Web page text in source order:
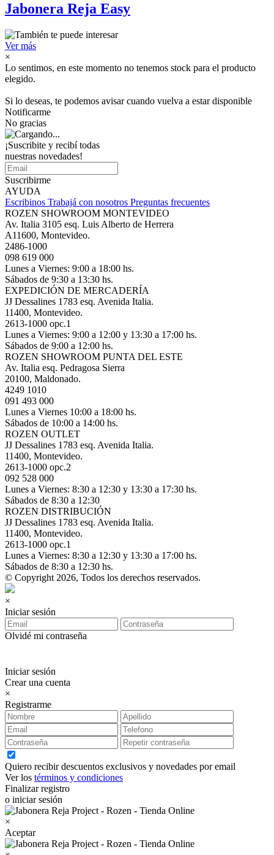
Jabonera Reja Easy
Ver más
×
Lo sentimos, en este momento no tenemos stock para el producto
elegido.
Si lo deseas, te podemos avisar cuando vuelva a estar disponible
Notificarme
No gracias
¡Suscribite y recibí todas
nuestras novedades!
Suscribirme
AYUDA
Escribinos Trabajá con nosotros Preguntas frecuentes
ROZEN SHOWROOM MONTEVIDEO
Av. Italia 3105 esq. Luis Alberto de Herrera
A11600, Montevideo.
2486-1000
098 619 000
Lunes a Viernes: 9:00 a 18:00 hs.
Sábados de 9:30 a 13:30 hs.
EXPEDICIÓN DE MERCADERÍA
JJ Dessalines 1783 esq. Avenida Italia.
11400, Montevideo.
2613-1000 opc.1
Lunes a Viernes: 9:00 a 12:00 y 13:30 a 17:00 hs.
Sábados de 9:00 a 12:00 hs.
ROZEN SHOWROOM PUNTA DEL ESTE
Av. Italia esq. Pedragosa Sierra
20100, Maldonado.
4249 1010
091 493 000
Lunes a Viernes 10:00 a 18:00 hs.
Sábados de 10:00 a 14:00 hs.
ROZEN OUTLET
JJ Dessalines 1783 esq. Avenida Italia.
11400, Montevideo.
2613-1000 opc.2
092 528 000
Lunes a Viernes: 8:30 a 12:30 y 13:30 a 17:30 hs.
Sábados de 8:30 a 12:30
ROZEN DISTRIBUCIÓN
JJ Dessalines 1783 esq. Avenida Italia.
11400, Montevideo.
2613-1000 opc.1
Lunes a Viernes: 8:30 a 12:30 y 13:30 a 17:00 hs.
Sábados de 8:30 a 12:30 hs.
© Copyright 2026, Todos los derechos reservados.
×
Iniciar sesión
Olvidé mi contraseña
Iniciar sesión
Crear una cuenta
×
Registrarme
Quiero recibir descuentos exclusivos y novedades por email
Ver los términos y condiciones
Finalizar registro
o iniciar sesión
×
Aceptar